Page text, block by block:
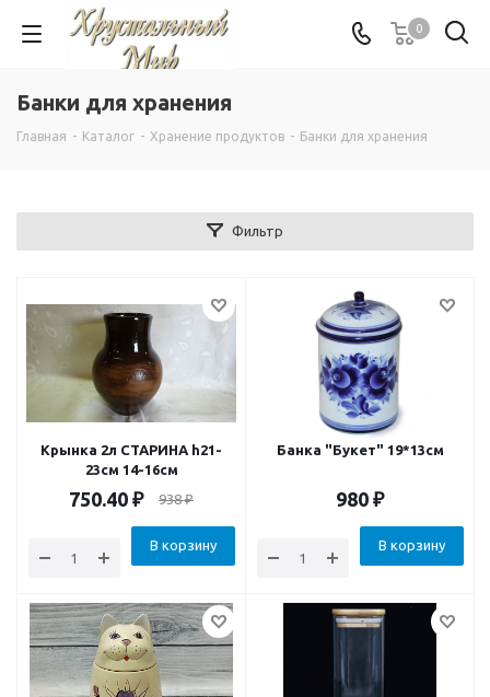
0
Банки для хранения
Главная - Каталог - Хранение продуктов - Банки для хранения
Фильтр
Крынка 2л СТАРИНА h21-
23см 14-16см
750.40 ₽ 938₽
В корзину
Банка "Букет" 19*13см
980 ₽
В корзину